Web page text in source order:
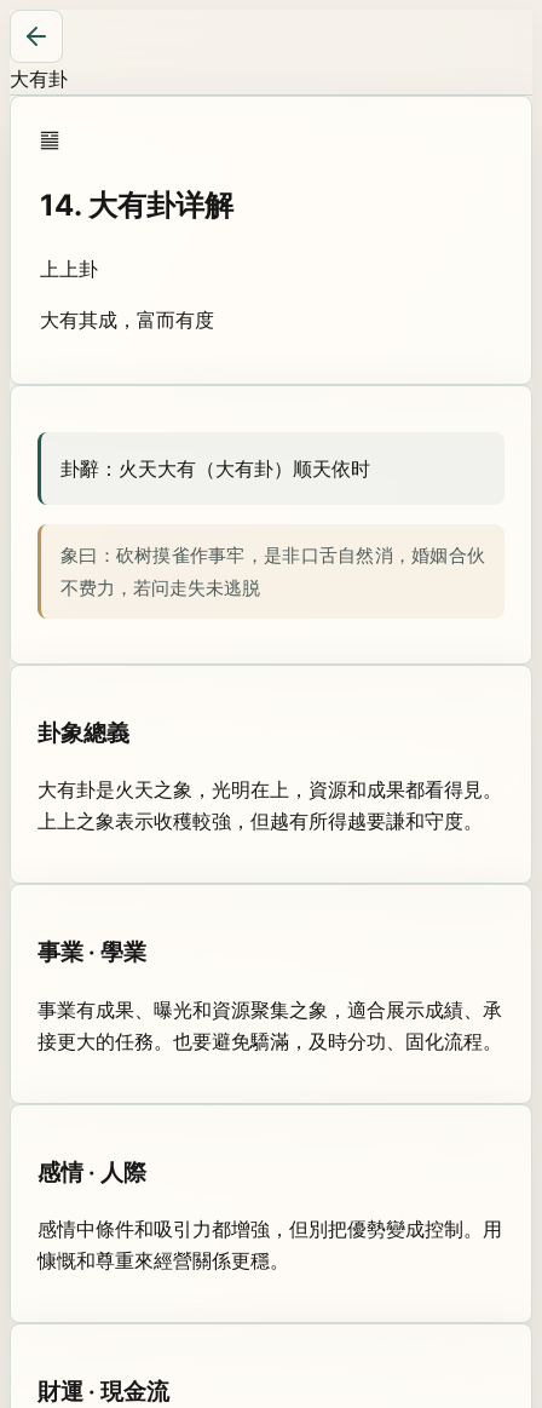
大有卦
䷍
14. 大有卦详解
上上卦
大有其成，富而有度
卦辭： 火天大有（大有卦）顺天依时
象曰： 砍树摸雀作事牢，是非口舌自然消，婚姻合伙
不费力，若问走失未逃脱
卦象總義
大有卦是火天之象，光明在上，資源和成果都看得見。
上上之象表示收穫較強，但越有所得越要謙和守度。
事業 · 學業
事業有成果、曝光和資源聚集之象，適合展示成績、承
接更大的任務。也要避免驕滿，及時分功、固化流程。
感情 · 人際
感情中條件和吸引力都增強，但別把優勢變成控制。用
慷慨和尊重來經營關係更穩。
財運 · 現金流